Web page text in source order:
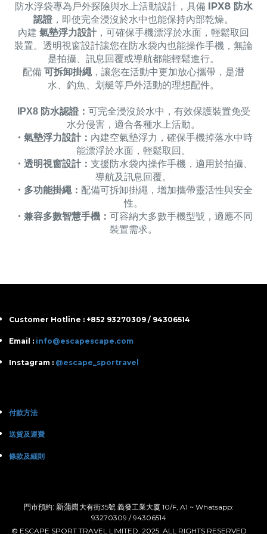
防水浮袋專為戶外探險與水上活動設計，具備 IPX8 防水
認證 ，即使完全浸沒於水中也能保持內部乾燥。
內建 氣墊浮力設計，可確保手機漂浮於水面，輕鬆取回
裝置。透明視窗設計讓您在防水袋內也能操作手機，無論
是拍攝、訊息回覆或導航都能輕鬆進行。
配備 可拆卸掛繩，讓您在活動中更加放心攜帶，是潛
水、釣魚、划艇等戶外活動的理想配件。
IPX8 防水認證： 可完全浸沒於水中，有效保護裝置免受
水分侵害，適合各種水上活動。
・ 氣墊浮力設計： 內建空氣墊浮力，確保手機掉落水中時
能漂浮於水面，輕鬆取回。
・ 透明視窗設計： 支援防水袋內操作手機，適用於拍攝、
導航及訊息回覆。
・ 多功能掛繩： 配備可拆卸掛繩，增加攜帶靈活性與安全
性。
・ 兼容多數智慧手機： 可容納大多數手機型號，適應不同
裝置需求。
Customer Hotline : +852 93270309 / 94306514
Email : info@escapescape.com
Instagram : @escape_sportravel
付款方法
送貨及運費
條款及細則
門市預約: 新蒲崗大有街35號 義發工業大廈 10/F, A1 ~ Whatsapp:
93270309 / 94306514
© ESCAPE SPORT TRAVEL LIMITED, 2025. ALL RIGHTS RESERVED